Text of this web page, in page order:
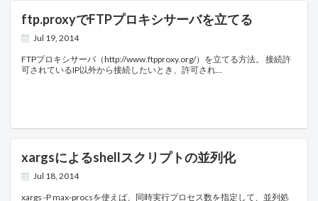
ftp.proxyでFTPプロキシサーバを立てる
Jul 19, 2014
FTPプロキシサーバ（http://www.ftpproxy.org/）を立てる方法。 接続許
可されているIP以外から接続したいとき、許可され
xargsによるshellスクリプトの並列化
Jul 18, 2014
xargs -P max-procsを使えば、同時実行プロセス数を指定して、並列処